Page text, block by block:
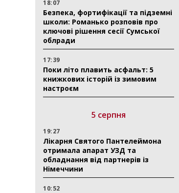
18:07
Безпека, фортифікації та підземні
школи: Романько розповів про
ключові рішення сесії Сумської
облради
17:39
Поки літо плавить асфальт: 5
книжкових історій із зимовим
настроєм
5 серпня
19:27
Лікарня Святого Пантелеймона
отримала апарат УЗД та
обладнання від партнерів із
Німеччини
10:52